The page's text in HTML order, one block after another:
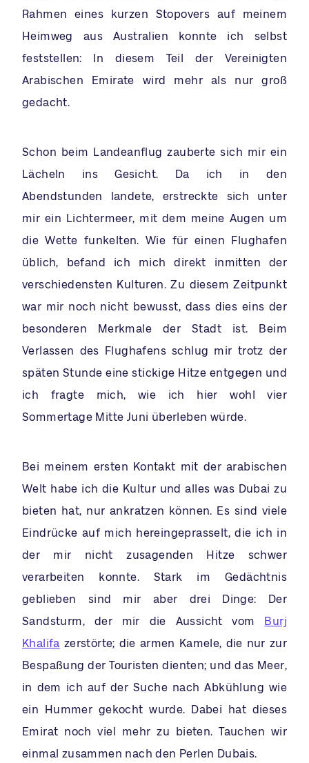
Rahmen eines kurzen Stopovers auf meinem
Heimweg aus Australien konnte ich selbst
feststellen: In diesem Teil der Vereinigten
Arabischen Emirate wird mehr als nur groß
gedacht.
Schon beim Landeanflug zauberte sich mir ein
Lächeln ins Gesicht. Da ich in den
Abendstunden landete, erstreckte sich unter
mir ein Lichtermeer, mit dem meine Augen um
die Wette funkelten. Wie für einen Flughafen
üblich, befand ich mich direkt inmitten der
verschiedensten Kulturen. Zu diesem Zeitpunkt
war mir noch nicht bewusst, dass dies eins der
besonderen Merkmale der Stadt ist. Beim
Verlassen des Flughafens schlug mir trotz der
späten Stunde eine stickige Hitze entgegen und
ich fragte mich, wie ich hier wohl vier
Sommertage Mitte Juni überleben würde.
Bei meinem ersten Kontakt mit der arabischen
Welt habe ich die Kultur und alles was Dubai zu
bieten hat, nur ankratzen können. Es sind viele
Eindrücke auf mich hereingeprasselt, die ich in
der mir nicht zusagenden Hitze schwer
verarbeiten konnte. Stark im Gedächtnis
geblieben sind mir aber drei Dinge: Der
Sandsturm, der mir die Aussicht vom Burj
Khalifa zerstörte; die armen Kamele, die nur zur
Bespaßung der Touristen dienten; und das Meer,
in dem ich auf der Suche nach Abkühlung wie
ein Hummer gekocht wurde. Dabei hat dieses
Emirat noch viel mehr zu bieten. Tauchen wir
einmal zusammen nach den Perlen Dubais.